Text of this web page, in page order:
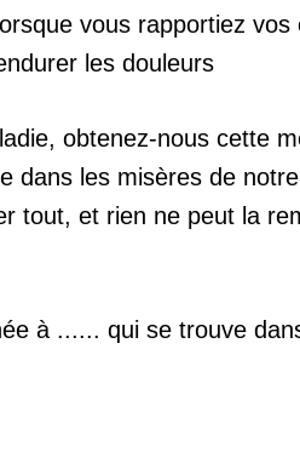
vous rapportiez vos
les douleurs
obtenez-nous cette
dans les misères de
tout, et rien ne peut la
à ...... qui se trouve